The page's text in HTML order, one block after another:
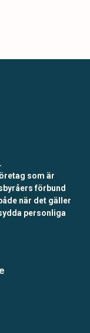
som är
förbund
när det gäller
personliga